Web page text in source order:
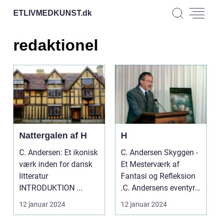
ETLIVMEDKUNST.dk
redaktionel
Nattergalen af H
C. Andersen: Et ikonisk
værk inden for dansk
litteratur
INTRODUKTION ...
12 januar 2024
H
C. Andersen Skyggen -
Et Mesterværk af
Fantasi og Refleksion
.C. Andersens eventyr
"Skyggen" er et ...
12 januar 2024